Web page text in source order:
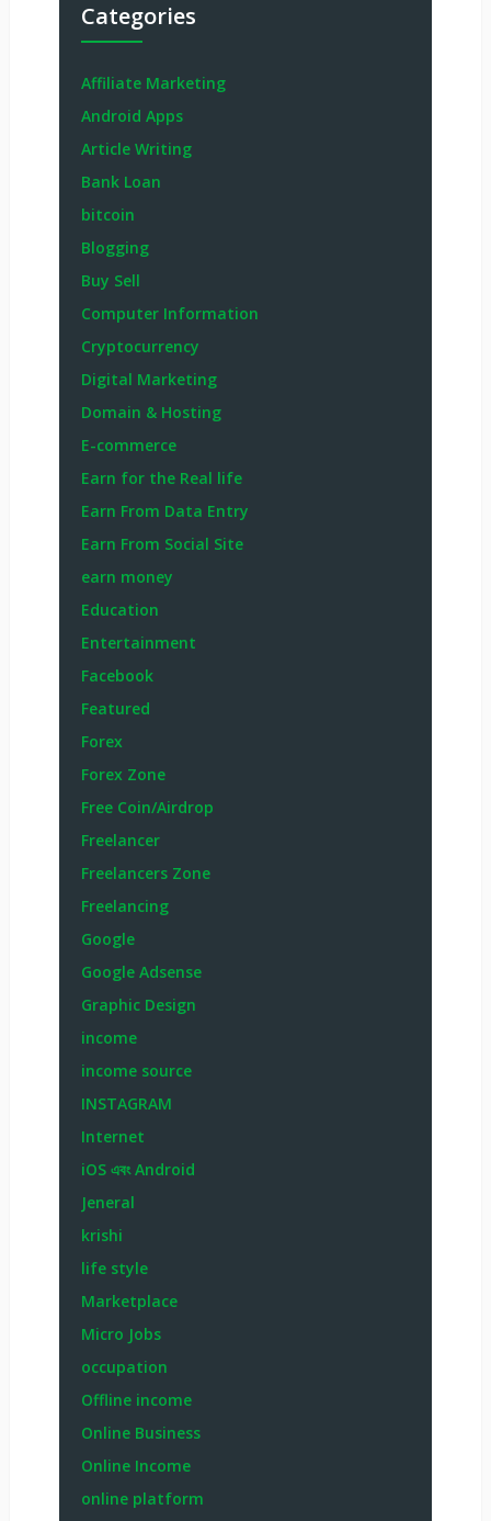
Categories
Affiliate Marketing
Android Apps
Article Writing
Bank Loan
bitcoin
Blogging
Buy Sell
Computer Information
Cryptocurrency
Digital Marketing
Domain & Hosting
E-commerce
Earn for the Real life
Earn From Data Entry
Earn From Social Site
earn money
Education
Entertainment
Facebook
Featured
Forex
Forex Zone
Free Coin/Airdrop
Freelancer
Freelancers Zone
Freelancing
Google
Google Adsense
Graphic Design
income
income source
INSTAGRAM
Internet
iOS এবং Android
Jeneral
krishi
life style
Marketplace
Micro Jobs
occupation
Offline income
Online Business
Online Income
online platform